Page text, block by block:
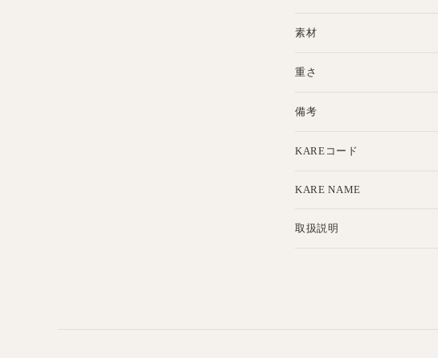
素材
重さ
備考
KAREコード
KARE NAME
取扱説明